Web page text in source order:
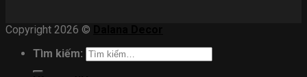
Copyright 2026 ©
Tìm kiếm: